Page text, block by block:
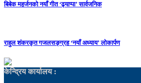
बिबेक महर्जनको नयाँ गीत ‘ढ्याप्पा’ सार्वजनिक
राहुल शंकरकृत गजलसङ्ग्रह ‘नयाँ अध्याय’ लोकार्पण
केन्द्रिय कार्यालय :